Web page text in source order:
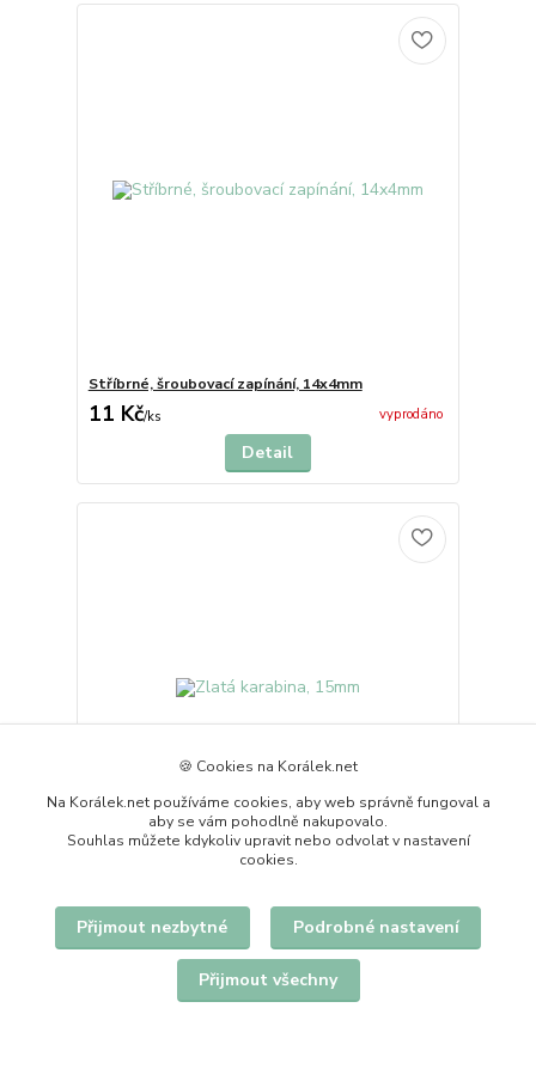
Stříbrné, šroubovací zapínání, 14x4mm
11 Kč/ks vyprodáno
Detail
5 Kč vyprodáno
Detail
🍪 Cookies na Korálek.net
Na Korálek.net používáme cookies, aby web správně fungoval a
aby se vám pohodlně nakupovalo.
Souhlas můžete kdykoliv upravit nebo odvolat v nastavení
cookies.
Přijmout nezbytné Podrobné nastavení
Přijmout všechny